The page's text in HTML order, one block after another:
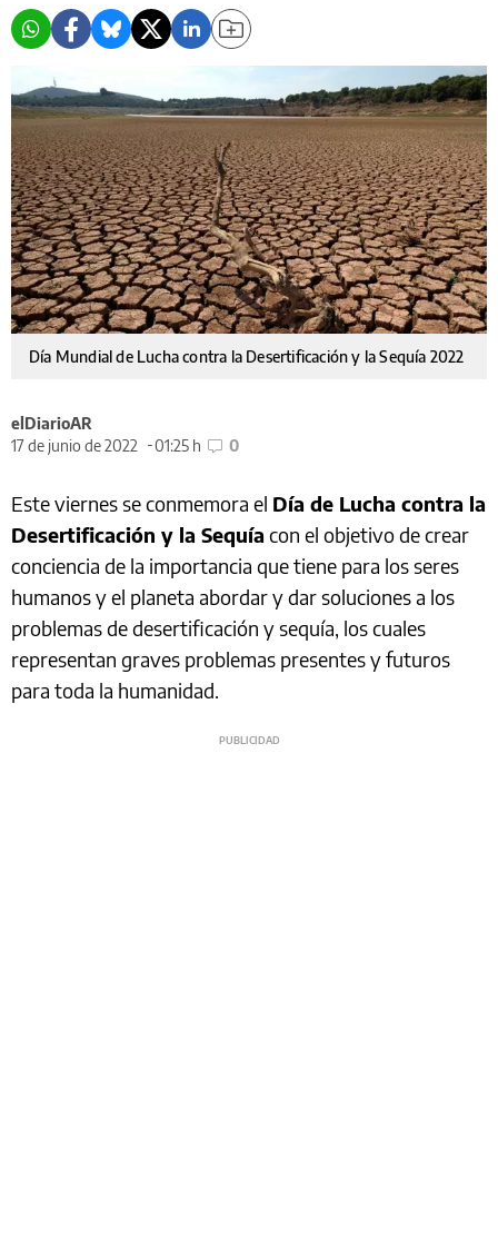
Día Mundial de Lucha contra la Desertificación y la Sequía 2022
elDiarioAR
17 de junio de 2022
01:25 h 0
Este viernes se conmemora el Día de Lucha contra la
Desertificación y la Sequía con el objetivo de crear
conciencia de la importancia que tiene para los seres
humanos y el planeta abordar y dar soluciones a los
problemas de desertificación y sequía, los cuales
representan graves problemas presentes y futuros
para toda la humanidad.